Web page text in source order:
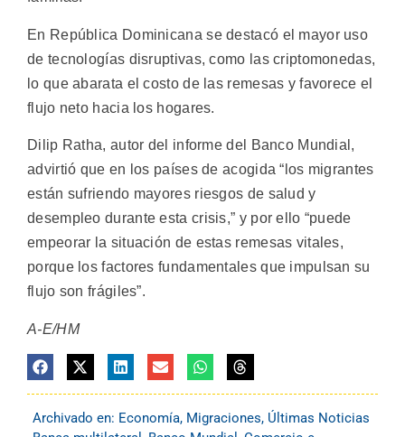
En República Dominicana se destacó el mayor uso
de tecnologías disruptivas, como las criptomonedas,
lo que abarata el costo de las remesas y favorece el
flujo neto hacia los hogares.
Dilip Ratha, autor del informe del Banco Mundial,
advirtió que en los países de acogida “los migrantes
están sufriendo mayores riesgos de salud y
desempleo durante esta crisis,” y por ello “puede
empeorar la situación de estas remesas vitales,
porque los factores fundamentales que impulsan su
flujo son frágiles”.
A-E/HM
Archivado en: Economía, Migraciones, Últimas Noticias